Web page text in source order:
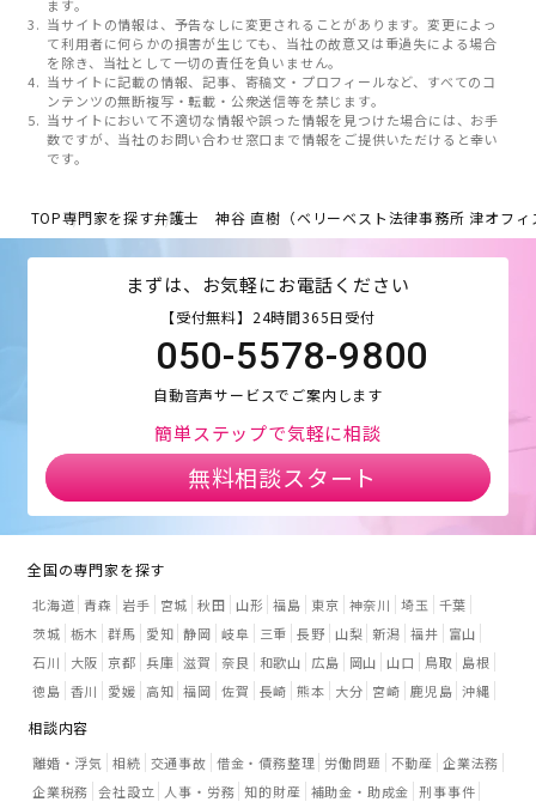
ます。
当サイトの情報は、予告なしに変更されることがあります。変更によっ
て利用者に何らかの損害が生じても、当社の故意又は重過失による場合
を除き、当社として一切の責任を負いません。
当サイトに記載の情報、記事、寄稿文・プロフィールなど、すべてのコ
ンテンツの無断複写・転載・公衆送信等を禁じます。
当サイトにおいて不適切な情報や誤った情報を見つけた場合には、お手
数ですが、当社のお問い合わせ窓口まで情報をご提供いただけると幸い
です。
TOP専門家を探す弁護士 神谷 直樹（ベリーベスト法律事務所 津オフィ
まずは、お気軽にお電話ください
【受付無料】24時間365日受付
050-5578-9800
自動音声サービスでご案内します
簡単ステップで気軽に相談
無料相談スタート
全国の専門家を探す
北海道 青森 岩手 宮城 秋田 山形 福島 東京 神奈川 埼玉
千葉
茨城 栃木 群馬 愛知 静岡 岐阜 三重 長野 山梨 新潟 福井
富山
石川
大阪 京都 兵庫 滋賀 奈良 和歌山 広島 岡山 山口 鳥取
島根
徳島 香川 愛媛 高知 福岡 佐賀 長崎 熊本 大分 宮崎 鹿児島 沖縄
相談内容
離婚・浮気 相続 交通事故 借金・債務整理 労働問題 不動産 企業法務
企業税務 会社設立 人事・労務 知的財産 補助金・助成金 刑事事件